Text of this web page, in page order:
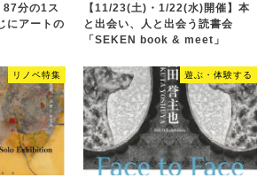
分の1ス
にアートの
【11/23(土)・1/22(水)開催】本
と出会い、人と出会う読書会
「SEKEN book & meet」
リノベ特集 遊ぶ・体験する